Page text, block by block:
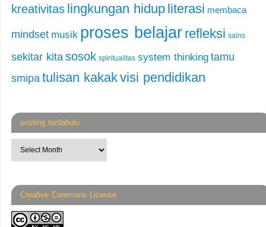
kreativitas lingkungan hidup literasi membaca
mindset musik proses belajar refleksi sains
sekitar kitasosok spiritualitas system thinking tamu
smipa tulisan kakakvisi pendidikan
posting terdahulu
Creative Commons License